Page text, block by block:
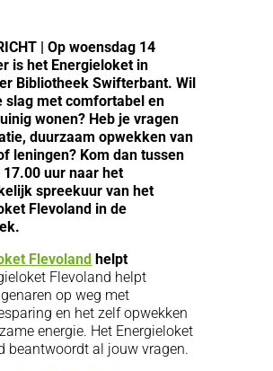
| Op woensdag 14
is het Energieloket in
Bibliotheek Swifterbant. Wil
slag met comfortabel en
wonen? Heb je vragen
duurzaam opwekken van
leningen? Kom dan tussen
17.00 uur naar het
spreekuur van het
Flevoland in de
Flevoland helpt
Flevoland helpt
op weg met
en het zelf opwekken
energie. Het Energieloket
beantwoordt al jouw vragen.